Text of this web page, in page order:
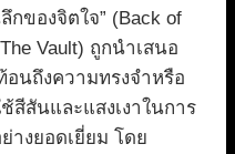
ของจิตใจ” (Back of
Vault) ถูกนำเสนอ
นถึงความทรงจำหรือ
สีสันและแสงเงาในการ
างยอดเยี่ยม โดย